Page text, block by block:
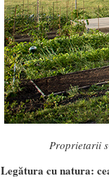
Proprietarii
Legătura cu natura: